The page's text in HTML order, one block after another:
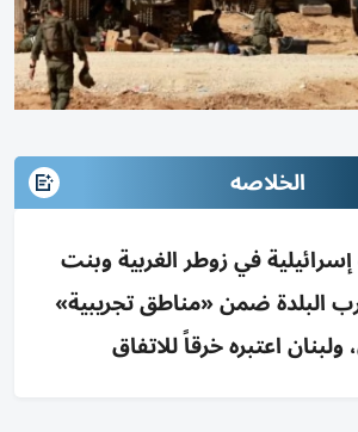
الخلاصه
في زوطر الغربية وبنت
البلدة ضمن «مناطق تجريبية»
ولبنان اعتبره خرقاً للاتفاق